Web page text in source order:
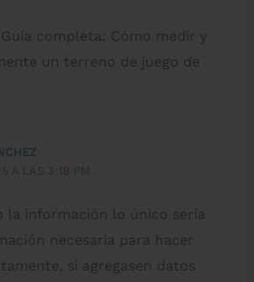
completa: Cómo medir y
un terreno de juego de
A LAS 3:18 PM
la información lo único sería
necesaria para hacer
si agregasen datos